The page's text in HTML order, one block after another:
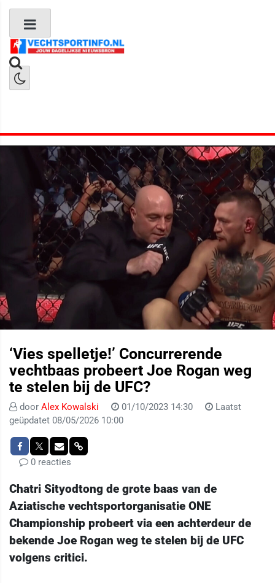
‘Vies spelletje!’ Concurrerende
vechtbaas probeert Joe Rogan weg
te stelen bij de UFC?
door Alex Kowalski 01/10/2023 14:30
Laatst
geüpdatet 08/05/2026 10:00
0 reacties
Chatri Sityodtong de grote baas van de
Aziatische vechtsportorganisatie ONE
Championship probeert via een achterdeur de
bekende Joe Rogan weg te stelen bij de UFC
volgens critici.